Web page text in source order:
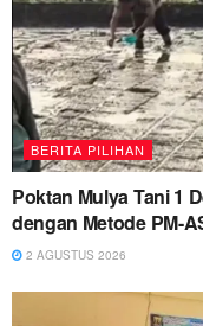
BERITA PILIHAN
Poktan Mulya Tani 1
dengan Metode PM-
2 AGUSTUS 2026